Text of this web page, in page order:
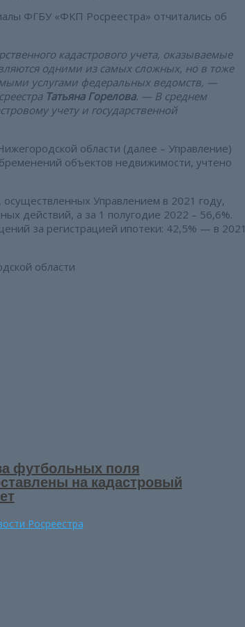
ФГБУ «ФКП Росреестра» отчитались об
кадастрового учета, оказываемые
одними из самых сложных, но в тоже
услугами федеральных ведомств, —
Татьяна Горелова. — В среднем
учету и государственной
области (далее – Управление)
объектов недвижимости, учтено
Управлением в 2021 году,
действий, а за 1 полугодие 2022 – 56,6%.
за регистрацией ипотеки: 42,5% — в 2021
области
футбольных поля
на кадастровый
Росреестра